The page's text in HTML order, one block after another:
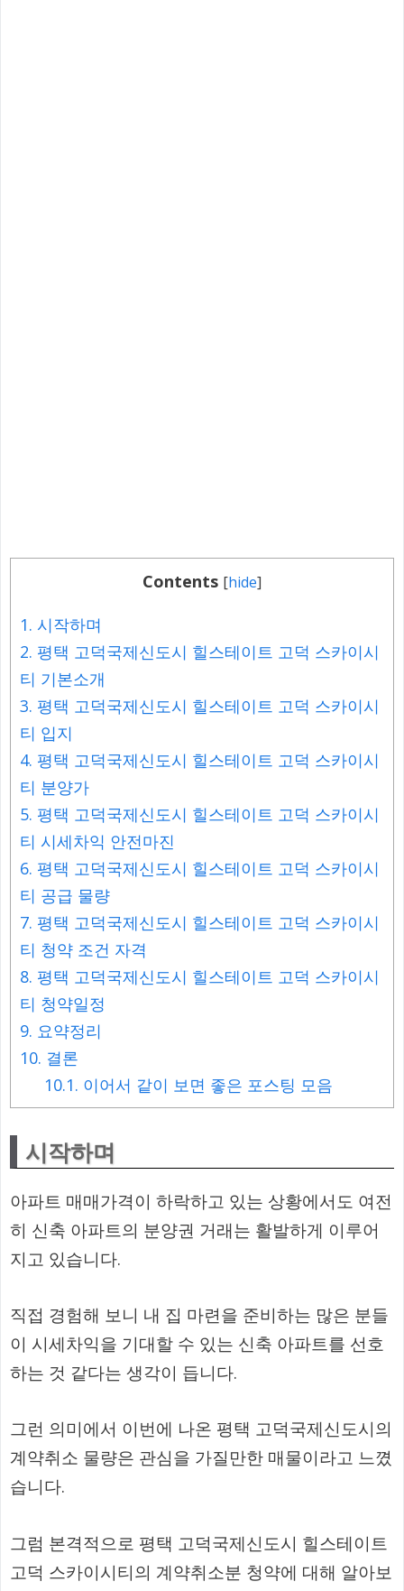
Contents [hide]
1. 시작하며
2. 평택 고덕국제신도시 힐스테이트 고덕 스카이시
티 기본소개
3. 평택 고덕국제신도시 힐스테이트 고덕 스카이시
티 입지
4. 평택 고덕국제신도시 힐스테이트 고덕 스카이시
티 분양가
5. 평택 고덕국제신도시 힐스테이트 고덕 스카이시
티 시세차익 안전마진
6. 평택 고덕국제신도시 힐스테이트 고덕 스카이시
티 공급 물량
7. 평택 고덕국제신도시 힐스테이트 고덕 스카이시
티 청약 조건 자격
8. 평택 고덕국제신도시 힐스테이트 고덕 스카이시
티 청약일정
9. 요약정리
10. 결론
10.1. 이어서 같이 보면 좋은 포스팅 모음
시작하며
아파트 매매가격이 하락하고 있는 상황에서도 여전
히 신축 아파트의 분양권 거래는 활발하게 이루어
지고 있습니다.
직접 경험해 보니 내 집 마련을 준비하는 많은 분들
이 시세차익을 기대할 수 있는 신축 아파트를 선호
하는 것 같다는 생각이 듭니다.
그런 의미에서 이번에 나온 평택 고덕국제신도시의
계약취소 물량은 관심을 가질만한 매물이라고 느꼈
습니다.
그럼 본격적으로 평택 고덕국제신도시 힐스테이트
고덕 스카이시티의 계약취소분 청약에 대해 알아보